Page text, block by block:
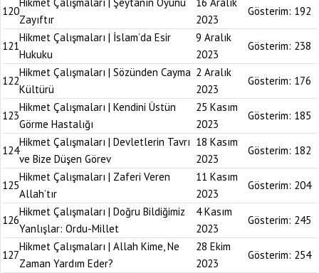
120
Zayıftır
2023
Gösterim: 192
121
Hikmet Çalışmaları | İslam’da Esir
Hukuku
9 Aralık
2023
Gösterim: 238
122
Hikmet Çalışmaları | Sözünden Cayma
Kültürü
2 Aralık
2023
Gösterim: 176
123
Hikmet Çalışmaları | Kendini Üstün
Görme Hastalığı
25 Kasım
2023
Gösterim: 185
124
Hikmet Çalışmaları | Devletlerin Tavrı
ve Bize Düşen Görev
18 Kasım
2023
Gösterim: 182
125
Hikmet Çalışmaları | Zaferi Veren
Allah’tır
11 Kasım
2023
Gösterim: 204
126
Hikmet Çalışmaları | Doğru Bildiğimiz
Yanlışlar: Ordu-Millet
4 Kasım
2023
Gösterim: 245
127
Hikmet Çalışmaları | Allah Kime, Ne
Zaman Yardım Eder?
28 Ekim
2023
Gösterim: 254